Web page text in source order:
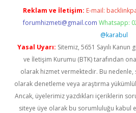
Reklam ve İletişim: E-mail:
forumhizmeti@gmail.com Whatsapp:
@karabul
Yasal Uyarı: Sitemiz, 5651 Sayılı
ve İletişim Kurumu (BTK) tarafından
olarak hizmet vermektedir. Bu
olarak denetleme veya araştırma
Ancak, üyelerimiz yazdıkları içeriklerin
siteye üye olarak bu sorumluluğu kabul